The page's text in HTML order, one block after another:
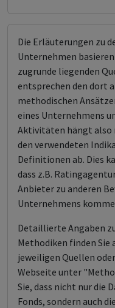
Die Erläuterungen zu
Unternehmen
zugrunde liegenden
entsprechen den dort
methodischen
eines Unternehmens
Aktivitäten hängt also
den verwendeten
Definitionen ab. Dies
dass z.B.
Anbieter zu anderen
Unternehmens
Detaillierte Angaben
Methodiken finden Sie
jeweiligen Quellen
Webseite unter
Sie, dass nicht nur die
Fonds, sondern auch